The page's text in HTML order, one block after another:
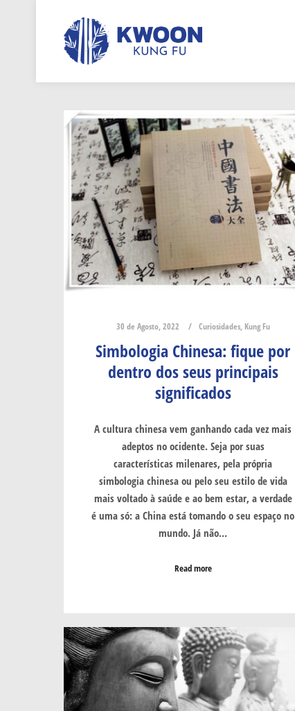
30 de Agosto, 2022 Curiosidades, Kung Fu
Simbologia Chinesa: fique por
dentro dos seus principais
significados
A cultura chinesa vem ganhando cada vez mais
adeptos no ocidente. Seja por suas
características milenares, pela própria
simbologia chinesa ou pelo seu estilo de vida
mais voltado à saúde e ao bem estar, a verdade
é uma só: a China está tomando o seu espaço no
mundo. Já não…
Read more